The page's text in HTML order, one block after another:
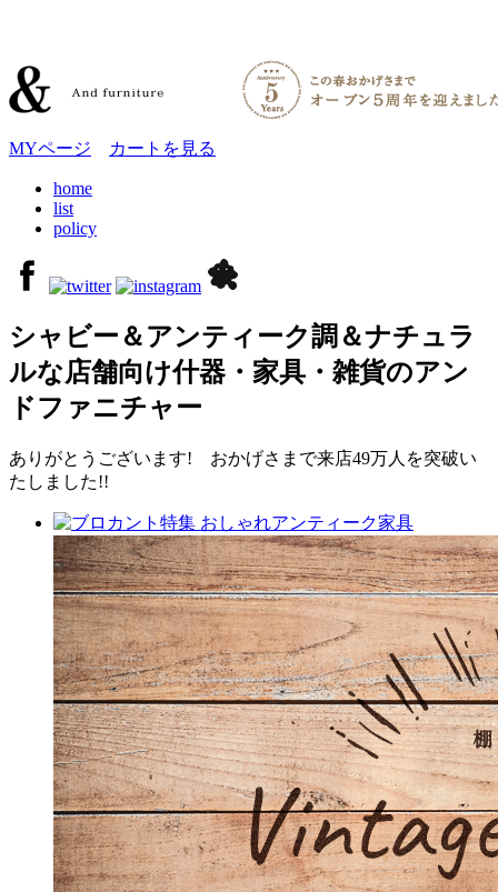
MYページ カートを見る
home
list
policy
シャビー＆アンティーク調＆ナチュラ
ルな店舗向け什器・家具・雑貨のアン
ドファニチャー
ありがとうございます! おかげさまで来店49万人を突破い
たしました!!